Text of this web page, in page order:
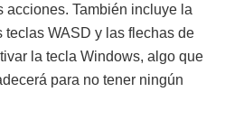
acciones. También incluye la
WASD y las flechas de
la tecla Windows, algo que
para no tener ningún